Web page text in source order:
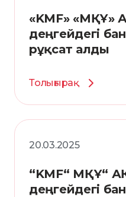
«KMF» «МҚҰ»
деңгейдегі
рұқсат алды
Толығырақ
20.03.2025
“KMF“ МҚҰ“
деңгейдегі